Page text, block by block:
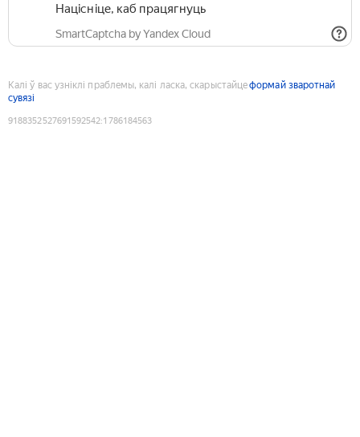
Націсніце, каб працягнуць
SmartCaptcha by Yandex Cloud
Калі ў вас узніклі праблемы, калі ласка, скарыстайцеформай зваротнай
сувязі
9188352527691592542:1786184563